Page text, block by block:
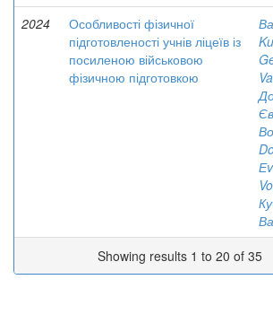
2024
Особливості фізичної
підготовленості учнів ліцеїв із
посиленою військовою
фізичною підготовкою
Showing results 1 to 20 of 35